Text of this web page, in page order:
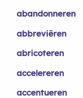
abandonneren
abbreviëren
abricoteren
accelereren
accentueren